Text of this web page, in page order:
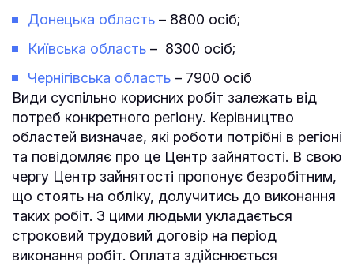
Донецька область – 8800 осіб;
Київська область – 8300 осіб;
Чернігівська область – 7900 осіб
Види суспільно корисних робіт залежать від
потреб конкретного регіону. Керівництво
областей визначає, які роботи потрібні в регіоні
та повідомляє про це Центр зайнятості. В свою
чергу Центр зайнятості пропонує безробітним,
що стоять на обліку, долучитись до виконання
таких робіт. З цими людьми укладається
строковий трудовий договір на період
виконання робіт. Оплата здійснюється